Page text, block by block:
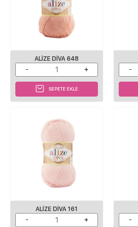
ALIZE DIVA 648
SEPETE EKLE
ALIZE DIVA 161